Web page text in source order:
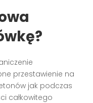
przestawienie na
jak podczas
całkowitego